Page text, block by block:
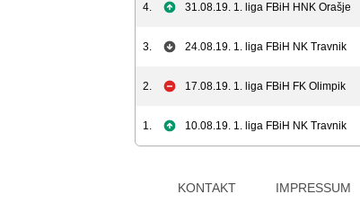
4. 31.08.19. 1. liga FBiH HNK Orašje
3. 24.08.19. 1. liga FBiH NK Travnik
2. 17.08.19. 1. liga FBiH FK Olimpik
1. 10.08.19. 1. liga FBiH NK Travnik
KONTAKT IMPRESSUM